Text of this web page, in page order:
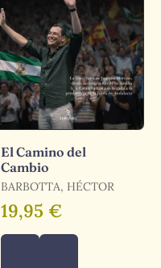
El Camino del
Cambio
BARBOTTA, HÉCTOR
19,95 €